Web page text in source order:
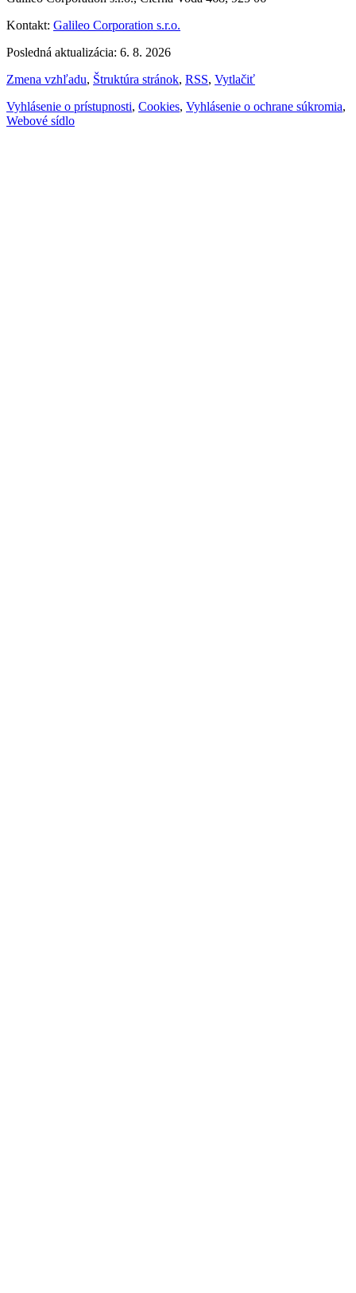
Kontakt: Galileo Corporation s.r.o.
Posledná aktualizácia: 6. 8. 2026
Zmena vzhľadu, Štruktúra stránok, RSS, Vytlačiť
Vyhlásenie o prístupnosti, Cookies, Vyhlásenie o ochrane súkromia,
Webové sídlo